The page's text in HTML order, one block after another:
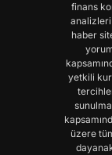
finans
haber
yetkili
üzere